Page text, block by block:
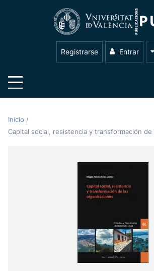
Registrarse Entrar
Inicio /
Capital social, resistencia y transformación de